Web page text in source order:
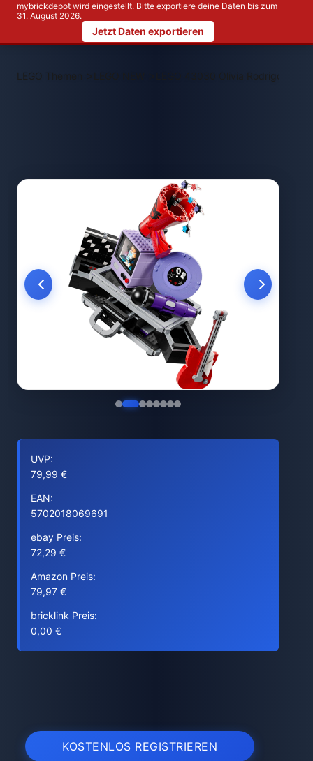
mybrickdepot wird eingestellt. Bitte exportiere deine Daten bis zum
31. August 2026.
Jetzt Daten exportieren
LEGO Themen > LEGO 43030 Olivia Rodrigos
UVP:
79,99 €
EAN:
5702018069691
ebay Preis:
72,29 €
Amazon Preis:
79,97 €
bricklink Preis:
0,00 €
KOSTENLOS REGISTRIEREN